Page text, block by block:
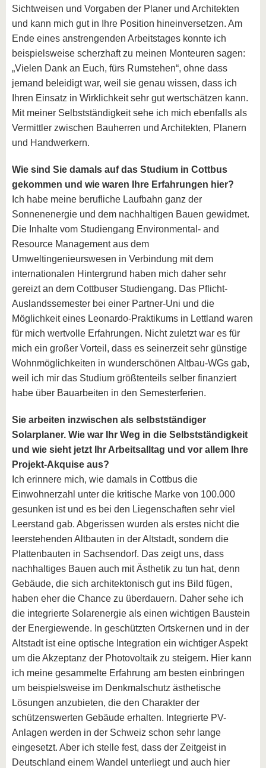
Sichtweisen und Vorgaben der Planer und Architekten
und kann mich gut in Ihre Position hineinversetzen. Am
Ende eines anstrengenden Arbeitstages konnte ich
beispielsweise scherzhaft zu meinen Monteuren sagen:
„Vielen Dank an Euch, fürs Rumstehen“, ohne dass
jemand beleidigt war, weil sie genau wissen, dass ich
Ihren Einsatz in Wirklichkeit sehr gut wertschätzen kann.
Mit meiner Selbstständigkeit sehe ich mich ebenfalls als
Vermittler zwischen Bauherren und Architekten, Planern
und Handwerkern.
Wie sind Sie damals auf das Studium in Cottbus
gekommen und wie waren Ihre Erfahrungen hier?
Ich habe meine berufliche Laufbahn ganz der
Sonnenenergie und dem nachhaltigen Bauen gewidmet.
Die Inhalte vom Studiengang Environmental- and
Resource Management aus dem
Umweltingenieurswesen in Verbindung mit dem
internationalen Hintergrund haben mich daher sehr
gereizt an dem Cottbuser Studiengang. Das Pflicht-
Auslandssemester bei einer Partner-Uni und die
Möglichkeit eines Leonardo-Praktikums in Lettland waren
für mich wertvolle Erfahrungen. Nicht zuletzt war es für
mich ein großer Vorteil, dass es seinerzeit sehr günstige
Wohnmöglichkeiten in wunderschönen Altbau-WGs gab,
weil ich mir das Studium größtenteils selber finanziert
habe über Bauarbeiten in den Semesterferien.
Sie arbeiten inzwischen als selbstständiger
Solarplaner. Wie war Ihr Weg in die Selbstständigkeit
und wie sieht jetzt Ihr Arbeitsalltag und vor allem Ihre
Projekt-Akquise aus?
Ich erinnere mich, wie damals in Cottbus die
Einwohnerzahl unter die kritische Marke von 100.000
gesunken ist und es bei den Liegenschaften sehr viel
Leerstand gab. Abgerissen wurden als erstes nicht die
leerstehenden Altbauten in der Altstadt, sondern die
Plattenbauten in Sachsendorf. Das zeigt uns, dass
nachhaltiges Bauen auch mit Ästhetik zu tun hat, denn
Gebäude, die sich architektonisch gut ins Bild fügen,
haben eher die Chance zu überdauern. Daher sehe ich
die integrierte Solarenergie als einen wichtigen Baustein
der Energiewende. In geschützten Ortskernen und in der
Altstadt ist eine optische Integration ein wichtiger Aspekt
um die Akzeptanz der Photovoltaik zu steigern. Hier kann
ich meine gesammelte Erfahrung am besten einbringen
um beispielsweise im Denkmalschutz ästhetische
Lösungen anzubieten, die den Charakter der
schützenswerten Gebäude erhalten. Integrierte PV-
Anlagen werden in der Schweiz schon sehr lange
eingesetzt. Aber ich stelle fest, dass der Zeitgeist in
Deutschland einem Wandel unterliegt und auch hier